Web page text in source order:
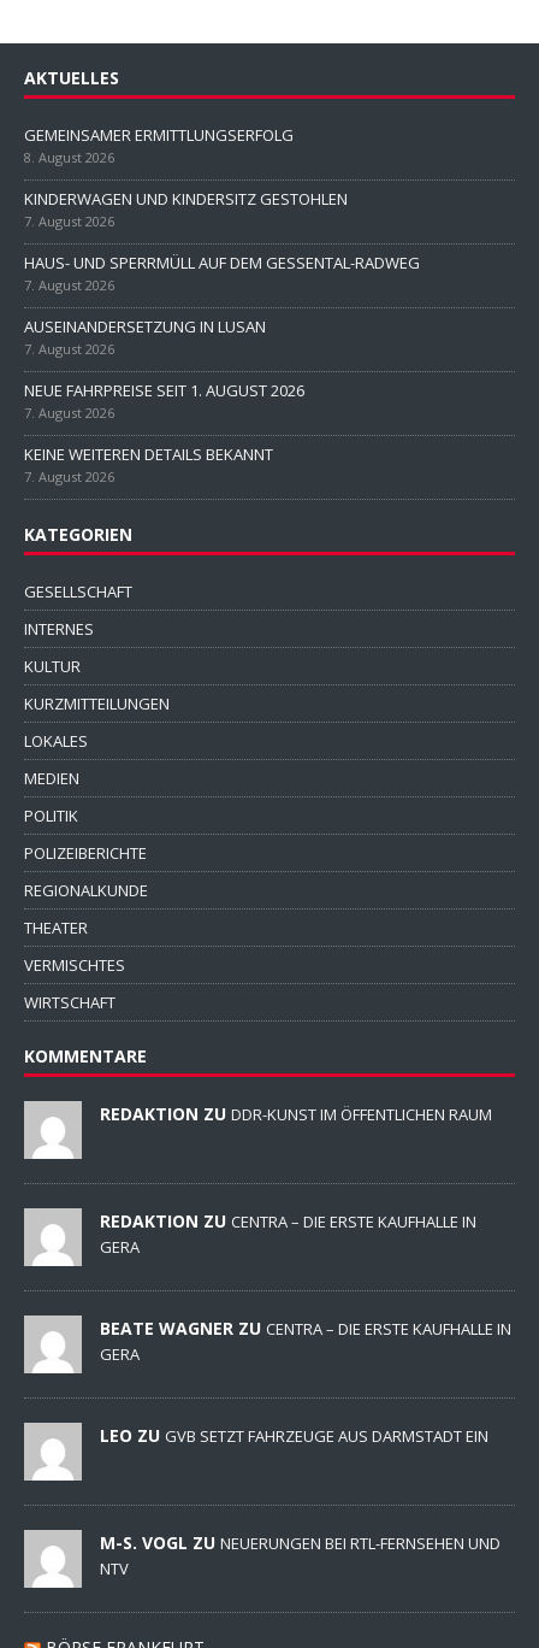
AKTUELLES
GEMEINSAMER ERMITTLUNGSERFOLG
8. August 2026
KINDERWAGEN UND KINDERSITZ GESTOHLEN
7. August 2026
HAUS- UND SPERRMÜLL AUF DEM GESSENTAL-RADWEG
7. August 2026
AUSEINANDERSETZUNG IN LUSAN
7. August 2026
NEUE FAHRPREISE SEIT 1. AUGUST 2026
7. August 2026
KEINE WEITEREN DETAILS BEKANNT
7. August 2026
KATEGORIEN
GESELLSCHAFT
INTERNES
KULTUR
KURZMITTEILUNGEN
LOKALES
MEDIEN
POLITIK
POLIZEIBERICHTE
REGIONALKUNDE
THEATER
VERMISCHTES
WIRTSCHAFT
KOMMENTARE
REDAKTION ZU DDR-KUNST IM ÖFFENTLICHEN RAUM
REDAKTION ZU CENTRA – DIE ERSTE KAUFHALLE IN
GERA
BEATE WAGNER ZU CENTRA – DIE ERSTE KAUFHALLE IN
GERA
LEO ZU GVB SETZT FAHRZEUGE AUS DARMSTADT EIN
M-S. VOGL ZU NEUERUNGEN BEI RTL-FERNSEHEN UND
NTV